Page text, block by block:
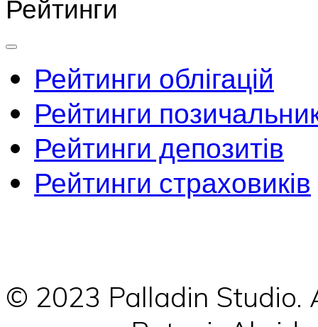
Рейтинги
Рейтинги облігацій
Рейтинги
Рейтинги депозитів
Рейтинги страховиків
© 2023 Palladin